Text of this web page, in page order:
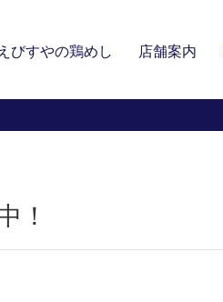
えびすやの鶏めし 店舗案内
！